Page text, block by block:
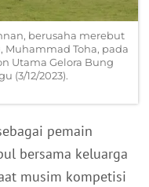
berusaha merebut
Muhammad Toha, pada
Utama Gelora Bung
(3/12/2023).
pemain
bersama keluarga
musim kompetisi